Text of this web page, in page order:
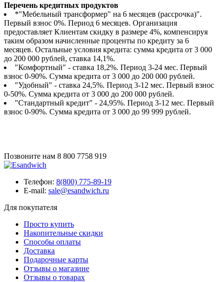
Перечень кредитных продуктов
*"Мебельный трансформер" на 6 месяцев (рассрочка)".
Первый взнос 0%. Период 6 месяцев. Организация
предоставляет Клиентам скидку в размере 4%, компенсируя
таким образом начисленные проценты по кредиту за 6
месяцев. Остальные условия кредита: сумма кредита от 3 000
до 200 000 рублей, ставка 14,1%.
"Комфортный" - ставка 18,2%. Период 3-24 мес. Первый
взнос 0-90%. Сумма кредита от 3 000 до 200 000 рублей.
"Удобный" - ставка 24,5%. Период 3-12 мес. Первый взнос
0-50%. Сумма кредита от 3 000 до 200 000 рублей.
"Стандартный кредит" - 24,95%. Период 3-12 мес. Первый
взнос 0-90%. Сумма кредита от 3 000 до 99 999 рублей.
Позвоните нам 8 800 7758 919
Телефон: 8(800) 775-89-19
E-mail: sale@esandwich.ru
Для покупателя
Просто купить
Накопительные скидки
Способы оплаты
Доставка
Подарочные карты
Отзывы о магазине
Отзывы о товарах